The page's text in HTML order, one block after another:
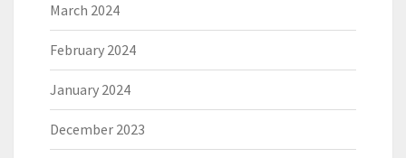
March 2024
February 2024
January 2024
December 2023